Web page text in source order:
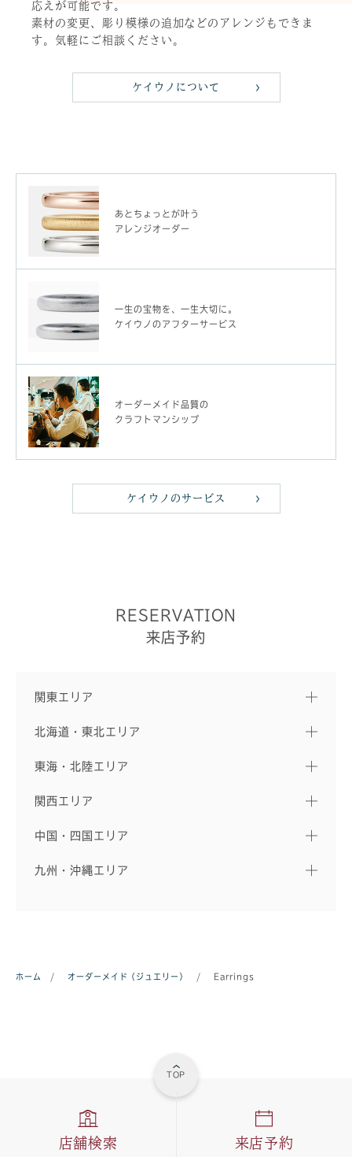
応えが可能です。
素材の変更、彫り模様の追加などのアレンジもできま
す。気軽にご相談ください。
ケイウノについて
あとちょっとが叶う
アレンジオーダー
一生の宝物を、一生大切に。
ケイウノのアフターサービス
オーダーメイド品質の
クラフトマンシップ
ケイウノのサービス
RESERVATION
来店予約
関東エリア
北海道・東北エリア
東海・北陸エリア
関西エリア
中国・四国エリア
九州・沖縄エリア
ホーム / オーダーメイド（ジュエリー） / Earrings
TOP
店舗検索 来店予約